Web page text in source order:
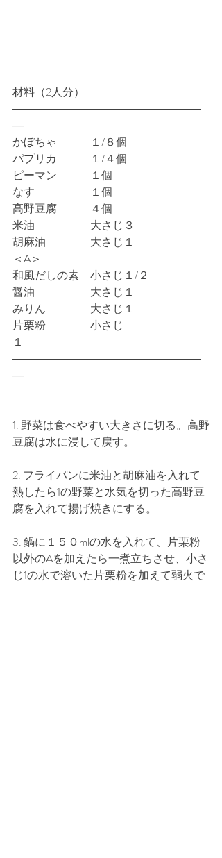
材料（2人分）
―――――――――――――――――
―
かぼちゃ　　　１/８個
パプリカ　　　１/４個
ピーマン　　　１個
なす　　　　　１個
高野豆腐　　　４個
米油　　　　　大さじ３
胡麻油　　　　大さじ１
＜A＞
和風だしの素　小さじ１/２
醤油　　　　　大さじ１
みりん　　　　大さじ１
片栗粉　　　　小さじ
１
―――――――――――――――――
―
1. 野菜は食べやすい大きさに切る。高野
豆腐は水に浸して戻す。
2. フライパンに米油と胡麻油を入れて
熱したら1の野菜と水気を切った高野豆
腐を入れて揚げ焼きにする。
3. 鍋に１５０mlの水を入れて、片栗粉
以外のAを加えたら一煮立ちさせ、小さ
じ1の水で溶いた片栗粉を加えて弱火で